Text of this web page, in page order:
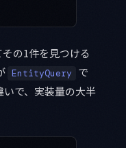
の1件を見つける
EntityQuery
で
いで、実装量の大半